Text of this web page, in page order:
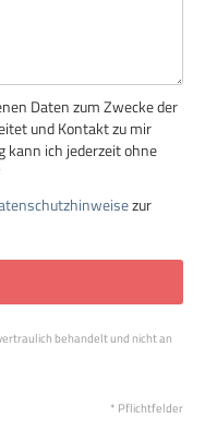
Daten zum Zwecke der
und Kontakt zu mir
kann ich jederzeit ohne
zur
behandelt und nicht an
* Pflichtfelder